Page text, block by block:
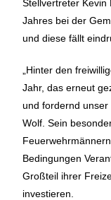
Stellvertreter Kevin
Jahres bei der
und diese fällt
„Hinter den
Jahr, das erneut
und fordernd unser
Wolf. Sein
Bedingungen
Großteil ihrer
investieren.